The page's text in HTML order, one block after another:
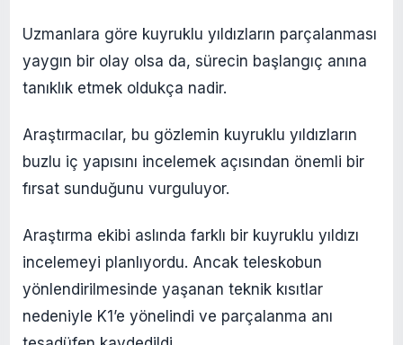
Uzmanlara göre kuyruklu yıldızların parçalanması
yaygın bir olay olsa da, sürecin başlangıç anına
tanıklık etmek oldukça nadir.
Araştırmacılar, bu gözlemin kuyruklu yıldızların
buzlu iç yapısını incelemek açısından önemli bir
fırsat sunduğunu vurguluyor.
Araştırma ekibi aslında farklı bir kuyruklu yıldızı
incelemeyi planlıyordu. Ancak teleskobun
yönlendirilmesinde yaşanan teknik kısıtlar
nedeniyle K1’e yönelindi ve parçalanma anı